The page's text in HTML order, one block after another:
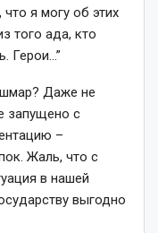
что я могу об этих
того ада, кто
Герои…”
Даже не
запущено с
–
Жаль, что с
в нашей
выгодно